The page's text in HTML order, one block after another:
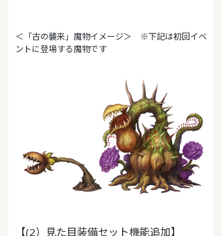
＜「古の襲来」魔物イメージ＞ ※下記は初回イベ
ントに登場する魔物です
【(2）見た目装備セット機能追加】